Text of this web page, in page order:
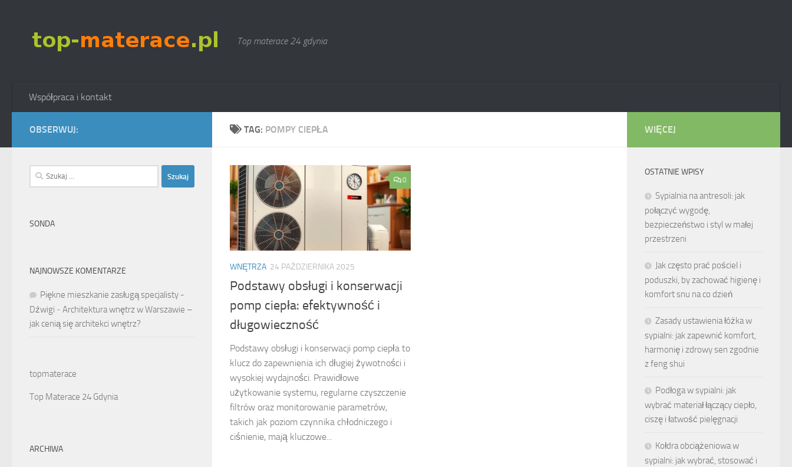
Top materace 24 gdynia
Współpraca i kontakt
TAG: POMPY CIEPŁA
0
WNĘTRZA 24 PAŹDZIERNIKA 2025
Podstawy obsługi i konserwacji
pomp ciepła: efektywność i
długowieczność
Podstawy obsługi i konserwacji pomp ciepła to
klucz do zapewnienia ich długiej żywotności i
wysokiej wydajności. Prawidłowe
użytkowanie systemu, regularne czyszczenie
filtrów oraz monitorowanie parametrów,
takich jak poziom czynnika chłodniczego i
ciśnienie, mają kluczowe...
OBSERWUJ:
Szukaj:
SONDA
NAJNOWSZE KOMENTARZE
Piękne mieszkanie zasługą specjalisty -
Dźwigi - Architektura wnętrz w Warszawie –
jak cenią się architekci wnętrz?
topmaterace
Top Materace 24 Gdynia
ARCHIWA
WIĘCEJ
OSTATNIE WPISY
Sypialnia na antresoli: jak
połączyć wygodę,
bezpieczeństwo i styl w małej
przestrzeni
Jak często prać pościel i
poduszki, by zachować higienę i
komfort snu na co dzień
Zasady ustawienia łóżka w
sypialni: jak zapewnić komfort,
harmonię i zdrowy sen zgodnie
z feng shui
Podłoga w sypialni: jak
wybrać materiał łączący ciepło,
ciszę i łatwość pielęgnacji
Kołdra obciążeniowa w
sypialni: jak wybrać, stosować i